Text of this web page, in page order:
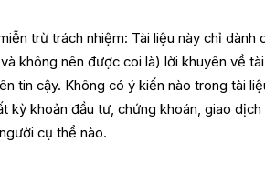
trừ trách nhiệm: Tài liệu này chỉ
không nên được coi là) lời khuyên về
tin cậy. Không có ý kiến nào trong tài
kỳ khoản đầu tư, chứng khoán, giao
cụ thể nào.